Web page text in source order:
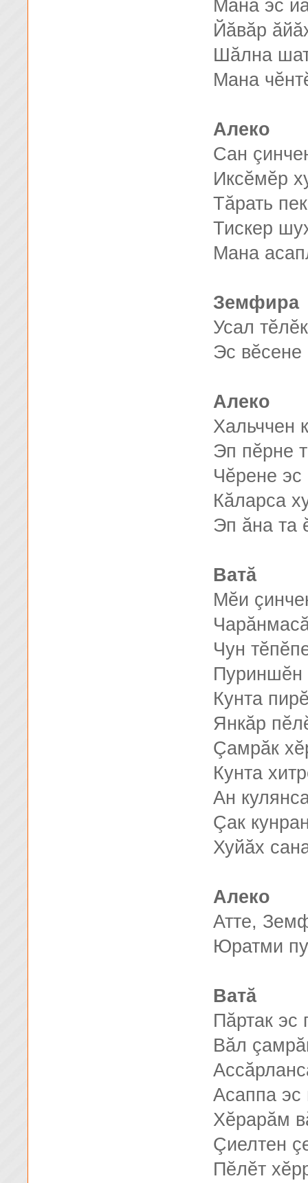
Мана эс
Йăвăр
Шăлна
Мана
Алеко
Сан
Иксĕмĕр
Тăрать
Тискер
Мана
Земфира
Усал
Эс вĕсене
Алеко
Хальччен
Эп пĕрне
Чĕрене эс
Кăларса
Эп ăна та
Ватă
Мĕи
Чун
Пуриншĕн
Кунта
Янкăр
Çамрăк
Кунта
Ан
Çак
Хуйăх
Алеко
Атте,
Юратми
Ватă
Пăртак эс
Вăл
Асаппа эс
Хĕрарăм
Çиелтен
Пĕлĕт